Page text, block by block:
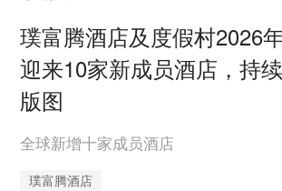
璞富腾酒店及度假村2026
迎来10家新成员酒店，持
版图
全球新增十家成员酒店
璞富腾酒店